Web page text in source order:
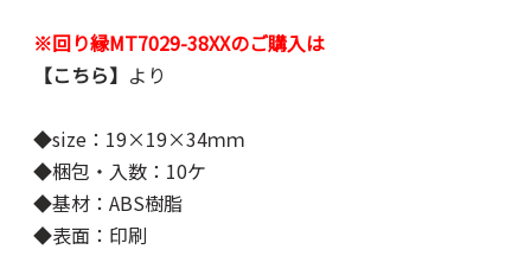
※回り縁MT7029-38XXのご購入は
【こちら】 より
◆size：19×19×34ｍｍ
◆梱包・入数：10ケ
◆基材：ABS樹脂
◆表面：印刷